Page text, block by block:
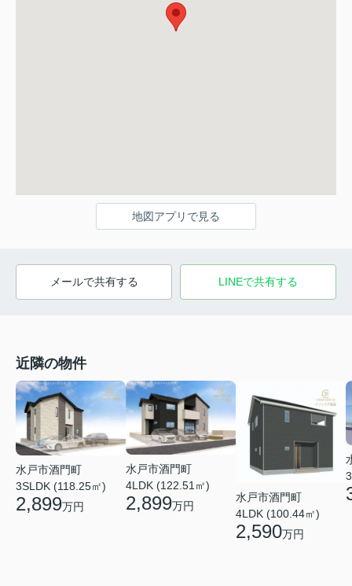
地図アプリで見る
メールで共有する LINEで共有する
近隣の物件
水戸市酒門町
3SLDK (118.25㎡)
2,899万円
水戸市酒門町
4LDK (122.51㎡)
2,899万円
水戸市酒門町
4LDK (100.44㎡)
2,590万円